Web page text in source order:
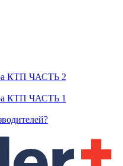
КТП ЧАСТЬ 2
КТП ЧАСТЬ 1